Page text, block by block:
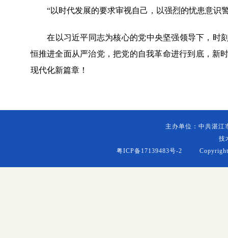
“以时代发展的要求审视自己，以强烈的忧患意识
在以习近平同志为核心的党中央坚强领导下，时刻
恒推进全面从严治党，把党的自我革命进行到底，新
现代化新篇章！
主办单位：中共湛
技
粤ICP备17139483号-2 Copyright